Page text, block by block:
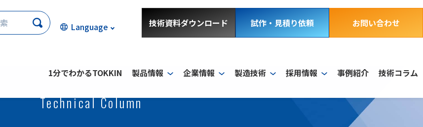
Language 技術資料ダウンロード 試作・見積り依頼 お問い合わせ
1分でわかるTOKKIN 製品情報 企業情報 製造技術 採用情報 事例紹介 技術コラム
Technical Column